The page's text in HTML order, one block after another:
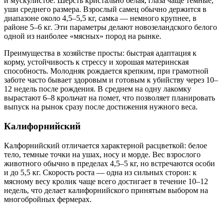
уши среднего размера. Взрослый самец обычно держится в
диапазоне около 4,5–5,5 кг, самка — немного крупнее, в
районе 5–6 кг. Эти параметры делают новозеландского белого
одной из наиболее «мясных» пород на рынке.
Преимущества в хозяйстве просты: быстрая адаптация к
корму, устойчивость к стрессу и хорошая материнская
способность. Молодняк рождается крепким, при грамотной
заботе часто бывает здоровым и готовым к убийству через 10–
12 недель после рождения. В среднем на одну лакомку
вырастают 6–8 крольчат на помет, что позволяет планировать
выпуск на рынок сразу после достижения нужного веса.
Калифорнийский
Калфорнийский отличается характерной расцветкой: белое
тело, темные точки на ушах, носу и морде. Вес взрослого
животного обычно в пределах 4,5–5 кг, но встречаются особи
и до 5,5 кг. Скорость роста — одна из сильных сторон: к
мясному весу кролик чаще всего достигает в течение 10–12
недель, что делает калифорнийского принятым выбором на
многобройных фермерах.